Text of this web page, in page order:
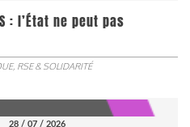
: l’État ne peut pas
RSE & SOLIDARITÉ
28 / 07 / 2026